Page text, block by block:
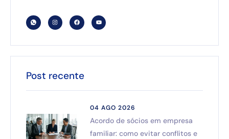
Post recente
04 AGO 2026
Acordo de sócios em empresa
familiar: como evitar conflitos e